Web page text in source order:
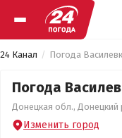
24 Канал Погода
Погода
Донецкая обл., Донецкий
Изменить город